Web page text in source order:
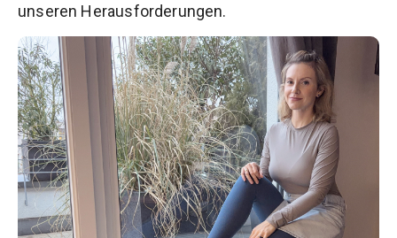
unseren Herausforderungen.